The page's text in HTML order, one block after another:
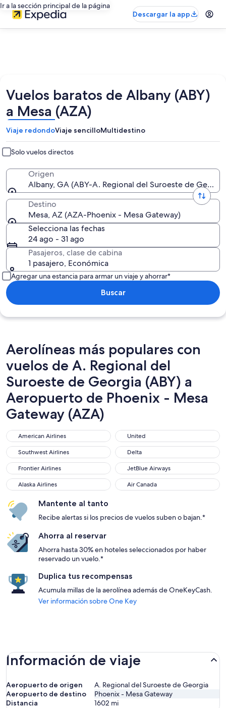
Ir a la sección principal de la página
Descargar la app
Vuelos baratos de Albany (ABY)
a Mesa (AZA)
Viaje redondoViaje sencilloMultidestino
Solo vuelos directos
Origen
Albany, GA (ABY-A. Regional del Suroeste de
Destino
Mesa, AZ (AZA-Phoenix - Mesa Gateway)
Selecciona las fechas
24 ago - 31 ago
Pasajeros, clase de cabina
1 pasajero, Económica
Agregar una estancia para armar un viaje y ahorrar*
Buscar
Aerolíneas más populares con
vuelos de A. Regional del
Suroeste de Georgia (ABY) a
Aeropuerto de Phoenix - Mesa
Gateway (AZA)
American Airlines
American Airlines United
United
Southwest Airlines
Southwest Airlines Delta
Delta
Frontier Airlines
Frontier Airlines JetBlue Airways
JetBlue Airways
Alaska Airlines
Alaska Airlines Air Canada
Air Canada
Mantente al tanto
Recibe alertas si los precios de vuelos suben o bajan.*
Ahorra al reservar
Ahorra hasta 30% en hoteles seleccionados por haber
reservado un vuelo.*
Duplica tus recompensas
Acumula millas de la aerolínea además de OneKeyCash.
Ver información sobre One Key
Información de viaje
Aeropuerto de origen
A. Regional del Suroeste de Georgia
Aeropuerto de destino
Phoenix - Mesa Gateway
Distancia
1602 mi